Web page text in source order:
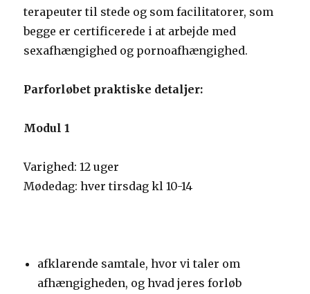
terapeuter til stede og som facilitatorer, som
begge er certificerede i at arbejde med
sexafhængighed og pornoafhængighed.
Parforløbet praktiske detaljer:
Modul 1
Varighed: 12 uger
Mødedag: hver tirsdag kl 10-14
afklarende samtale, hvor vi taler om
afhængigheden, og hvad jeres forløb